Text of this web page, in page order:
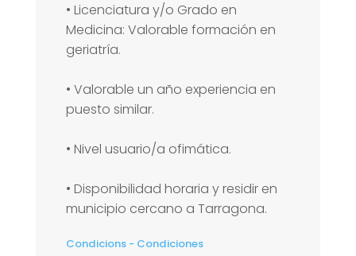
• Licenciatura y/o Grado en
Medicina: Valorable formación en
geriatría.
• Valorable un año experiencia en
puesto similar.
• Nivel usuario/a ofimática.
• Disponibilidad horaria y residir en
municipio cercano a Tarragona.
Condicions - Condiciones